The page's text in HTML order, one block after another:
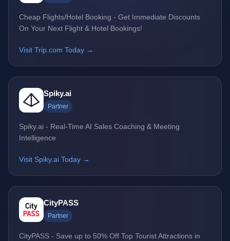
Cheap Flights/Hotel Booking - Get Immediate Discounts
On Your Next Flight & Hotel Bookings!
Visit Trip.com Today →
Spiky.ai
Partner
Spiky.ai - Real-Time AI Sales Coaching & Meeting
Intelligence
Visit Spiky.ai Today →
CityPASS
Partner
CityPASS - Save up to 50% Off Top Tourist Attractions in